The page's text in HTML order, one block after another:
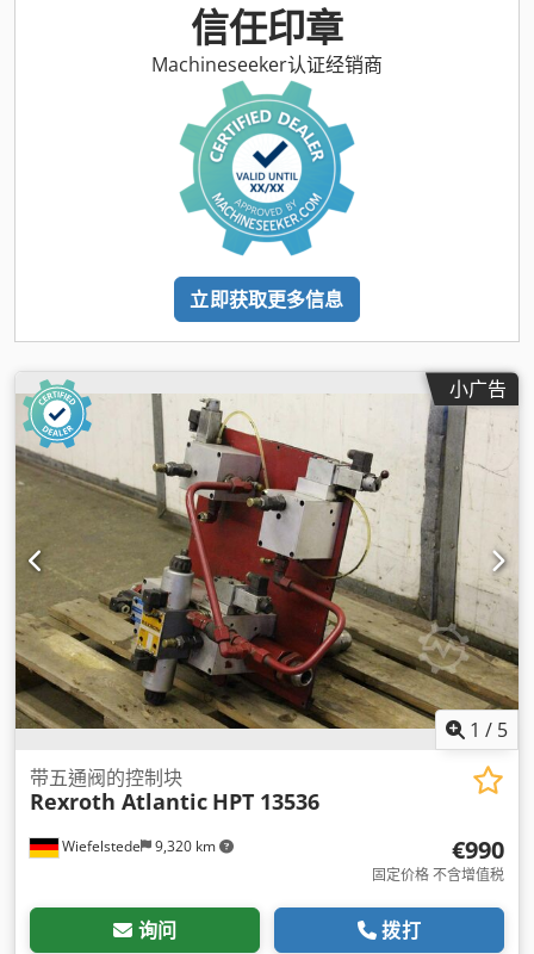
信任印章
Machineseeker认证经销商
立即获取更多信息
小广告
1 / 5
Wiefelstede 9,320 km
带五通阀的控制块
Rexroth Atlantic HPT 13536
€990
固定价格 不含增值税
询问 拨打